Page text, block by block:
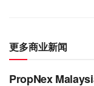
更多商业新闻
PropNex